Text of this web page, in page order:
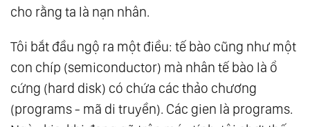
cho rằng ta là nạn nhân.
Tôi bắt đầu ngộ ra một điều: tế bào cũng như một
con chíp (semiconductor) mà nhân tế bào là ổ
cứng (hard disk) có chứa các thảo chương
(programs - mã di truyền). Các gien là programs.